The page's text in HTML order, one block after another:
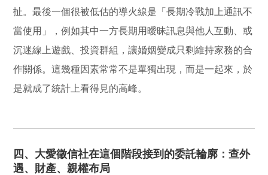
扯。最後一個很被低估的導火線是「長期冷戰加上通訊不
當使用」，例如其中一方長期用曖昧訊息與他人互動、或
沉迷線上遊戲、投資群組，讓婚姻變成只剩維持家務的合
作關係。這幾種因素常常不是單獨出現，而是一起來，於
是就成了統計上看得見的高峰。
四、大愛徵信社在這個階段接到的委託輪廓：查外
遇、財產、親權布局